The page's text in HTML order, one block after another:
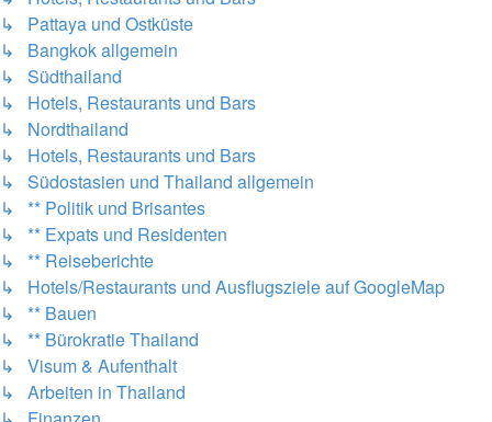
↳ Pattaya und Ostküste
↳ Bangkok allgemein
↳ Südthailand
↳ Hotels, Restaurants und Bars
↳ Nordthailand
↳ Hotels, Restaurants und Bars
↳ Südostasien und Thailand allgemein
↳ ** Politik und Brisantes
↳ ** Expats und Residenten
↳ ** Reiseberichte
↳ Hotels/Restaurants und Ausflugsziele auf GoogleMap
↳ ** Bauen
↳ ** Bürokratie Thailand
↳ Visum & Aufenthalt
↳ Arbeiten in Thailand